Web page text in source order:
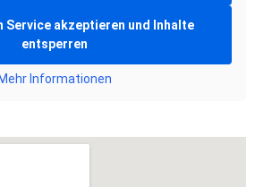
Service akzeptieren und Inhalte
entsperren
Mehr Informationen